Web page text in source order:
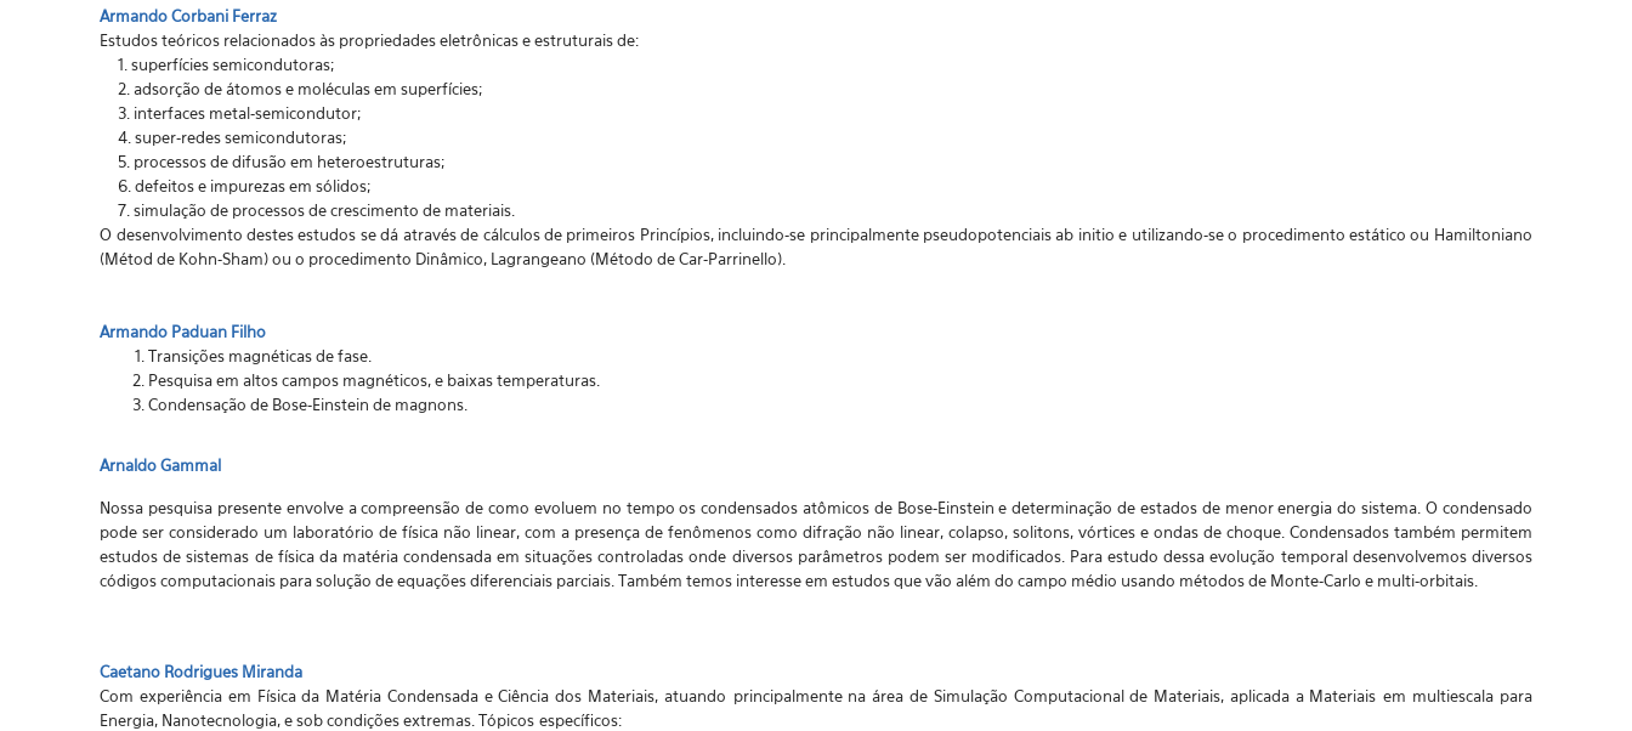
Armando Corbani Ferraz
Estudos teóricos relacionados às propriedades eletrônicas e estruturais de:
1. superfícies semicondutoras;
2. adsorção de átomos e moléculas em superfícies;
3. interfaces metal-semicondutor;
4. super-redes semicondutoras;
5. processos de difusão em heteroestruturas;
6. defeitos e impurezas em sólidos;
7. simulação de processos de crescimento de materiais.
O desenvolvimento destes estudos se dá através de cálculos de primeiros Princípios, incluindo-se principalmente pseudopotenciais ab initio e utilizando-se o procedimento estático ou Hamiltoniano
(Métod de Kohn-Sham) ou o procedimento Dinâmico, Lagrangeano (Método de Car-Parrinello).
Armando Paduan Filho
Transições magnéticas de fase.
Pesquisa em altos campos magnéticos, e baixas temperaturas.
Condensação de Bose-Einstein de magnons.
Arnaldo Gammal
Nossa pesquisa presente envolve a compreensão de como evoluem no tempo os condensados atômicos de Bose-Einstein e determinação de estados de menor energia do sistema. O condensado
pode ser considerado um laboratório de física não linear, com a presença de fenômenos como difração não linear, colapso, solitons, vórtices e ondas de choque. Condensados também permitem
estudos de sistemas de física da matéria condensada em situações controladas onde diversos parâmetros podem ser modificados. Para estudo dessa evolução temporal desenvolvemos diversos
códigos computacionais para solução de equações diferenciais parciais. Também temos interesse em estudos que vão além do campo médio usando métodos de Monte-Carlo e multi-orbitais.
Caetano Rodrigues Miranda
Com experiência em Física da Matéria Condensada e Ciência dos Materiais, atuando principalmente na área de Simulação Computacional de Materiais, aplicada a Materiaisem multiescala para
Energia, Nanotecnologia, e sob condições extremas. Tópicosespecíficos: